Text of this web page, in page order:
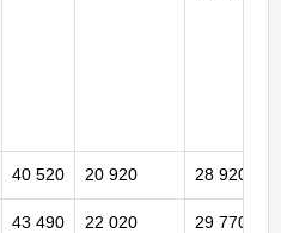
40 520 20 920 28 920
43 490 22 020 29 770